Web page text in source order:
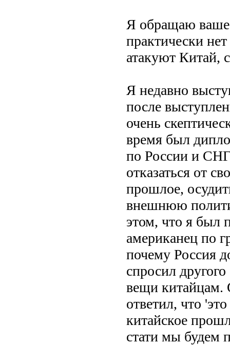
Я обращаю ваше
практически
атакуют Китай,
Я недавно
после
очень
время был
по России и
отказаться от
прошлое,
внешнюю
этом, что я был
американец по
почему Россия
спросил
вещи китайцам.
ответил, что
китайское
стати мы будем